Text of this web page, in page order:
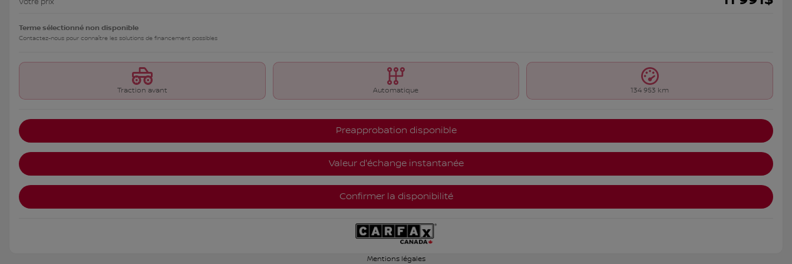
Terme sélectionné non disponible
Contactez-nous pour connaître les solutions de financement possibles
Traction avant Automatique 134 953 km
Preapprobation disponible
Valeur d'échange instantanée
Confirmer la disponibilité
Mentions légales